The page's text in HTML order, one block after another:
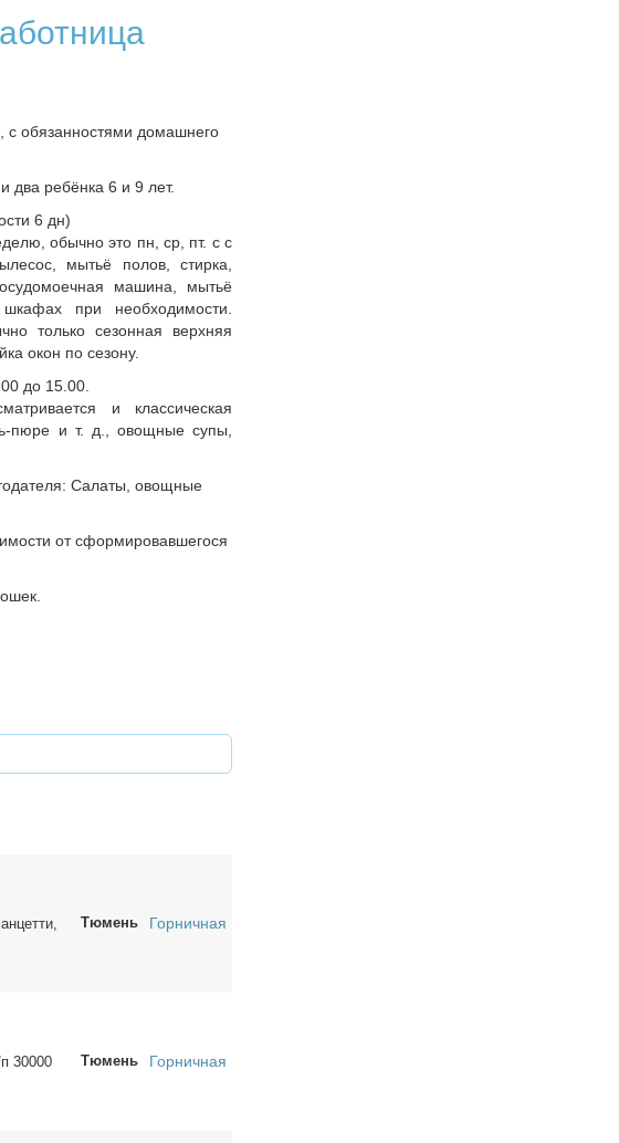
с обязанностями домашнего
два ребёнка 6 и 9 лет.
6 дн)
обычно это пн, ср, пт. с с
мытьё полов, стирка,
машина, мытьё
при необходимости.
только сезонная верхняя
окон по сезону.
до 15.00.
и классическая
пюре и т. д., овощные супы,
Салаты, овощные
от сформировавшегося
Тюмень Горничная
30000
Тюмень Горничная